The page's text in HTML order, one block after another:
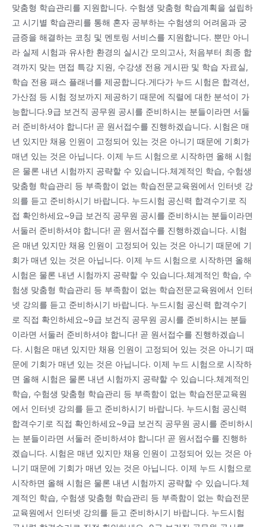
맞춤형 학습관리를 지원합니다. 수험생 맞춤형 학습계획을 설립하
고 시기별 학습관리를 통해 혼자 공부하는 수험생의 어려움과 궁
금증을 해결하는 코칭 및 멘토링 서비스를 지원합니다. 뿐만 아니
라 실제 시험과 유사한 환경의 실시간 모의고사, 처음부터 최종 합
격까지 맞는 면접 특강 지원, 수강생 전용 게시판 및 학습 자료실,
학습 전용 패스 플래너를 제공합니다.게다가 누드 시험은 합격선,
가산점 등 시험 정보까지 제공하기 때문에 직렬에 대한 분석이 가
능합니다.9급 보건직 공무원 공시를 준비하시는 분들이라면 서둘
러 준비하셔야 합니다! 곧 원서접수를 진행하겠습니다. 시험은 매
년 있지만 채용 인원이 고정되어 있는 것은 아니기 때문에 기회가
매년 있는 것은 아닙니다. 이제 누드 시험으로 시작하면 올해 시험
은 물론 내년 시험까지 공략할 수 있습니다.체계적인 학습, 수험생
맞춤형 학습관리 등 부족함이 없는 학습전문교육원에서 인터넷 강
의를 듣고 준비하시기 바랍니다. 누드시험 공신력 합격수기로 직
접 확인하세요~9급 보건직 공무원 공시를 준비하시는 분들이라면
서둘러 준비하셔야 합니다! 곧 원서접수를 진행하겠습니다. 시험
은 매년 있지만 채용 인원이 고정되어 있는 것은 아니기 때문에 기
회가 매년 있는 것은 아닙니다. 이제 누드 시험으로 시작하면 올해
시험은 물론 내년 시험까지 공략할 수 있습니다.체계적인 학습, 수
험생 맞춤형 학습관리 등 부족함이 없는 학습전문교육원에서 인터
넷 강의를 듣고 준비하시기 바랍니다. 누드시험 공신력 합격수기
로 직접 확인하세요~9급 보건직 공무원 공시를 준비하시는 분들
이라면 서둘러 준비하셔야 합니다! 곧 원서접수를 진행하겠습니
다. 시험은 매년 있지만 채용 인원이 고정되어 있는 것은 아니기 때
문에 기회가 매년 있는 것은 아닙니다. 이제 누드 시험으로 시작하
면 올해 시험은 물론 내년 시험까지 공략할 수 있습니다.체계적인
학습, 수험생 맞춤형 학습관리 등 부족함이 없는 학습전문교육원
에서 인터넷 강의를 듣고 준비하시기 바랍니다. 누드시험 공신력
합격수기로 직접 확인하세요~9급 보건직 공무원 공시를 준비하시
는 분들이라면 서둘러 준비하셔야 합니다! 곧 원서접수를 진행하
겠습니다. 시험은 매년 있지만 채용 인원이 고정되어 있는 것은 아
니기 때문에 기회가 매년 있는 것은 아닙니다. 이제 누드 시험으로
시작하면 올해 시험은 물론 내년 시험까지 공략할 수 있습니다.체
계적인 학습, 수험생 맞춤형 학습관리 등 부족함이 없는 학습전문
교육원에서 인터넷 강의를 듣고 준비하시기 바랍니다. 누드시험